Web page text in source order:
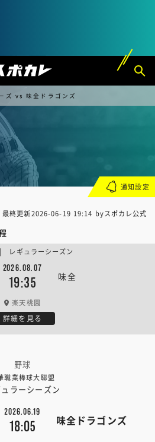
ズ vs 味全ドラゴンズ
最終更新2026-06-19 19:14 byスポカレ公式
2026.08.07
19:35 味全
ギュラーシーズン
楽天桃園
詳細を見る
野球
職業棒球大聯盟
ュラーシーズン
2026.06.19
18:05 味全ドラゴンズ
通知設定